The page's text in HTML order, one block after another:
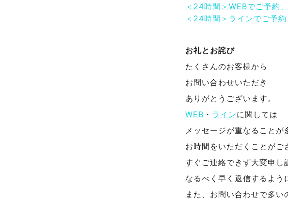
＜24時間＞WEBでご予約
＜24時間＞ラインでご予
お礼とお詫び
たくさんのお客様から
お問い合わせいただき
ありがとうございます。
WEB ・ ラインに関しては
メッセージが重なることが
お時間をいただくことがご
すぐご連絡できず大変申し
なるべく早く返信するよう
また、お問い合わせで多い